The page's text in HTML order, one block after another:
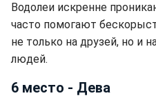
Водолеи искренне
часто помогают
не только на друзей, но и
людей.
6 место - Дева